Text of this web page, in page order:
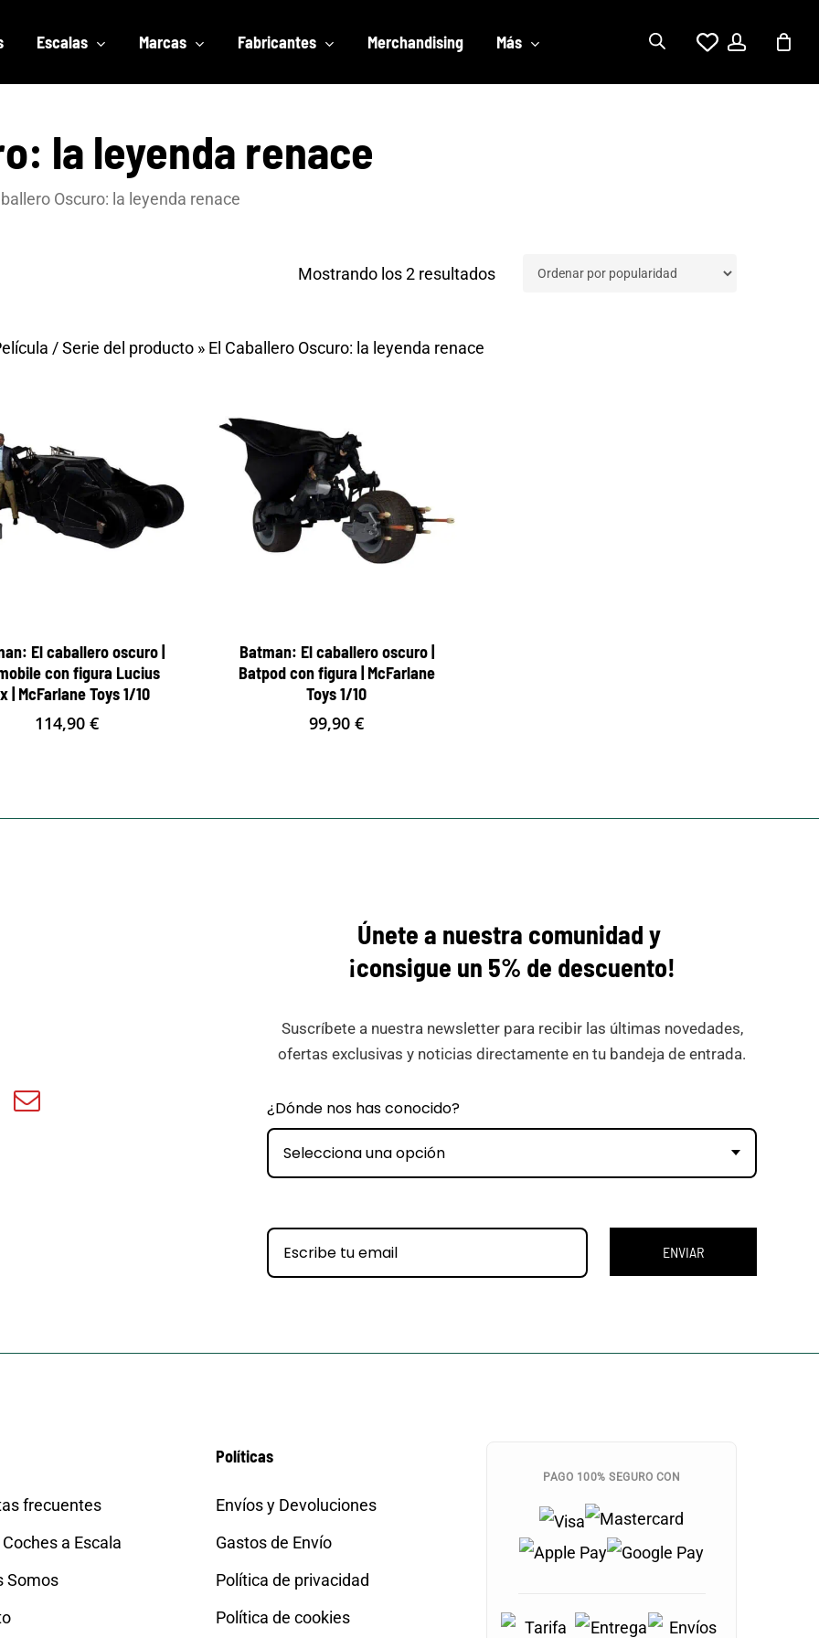
Escalas Marcas Fabricantes Merchandising Más account
la leyenda renace
Oscuro: la leyenda renace
Mostrando los 2 resultadosOrdenado
/ Serie del producto » El Caballero Oscuro: la leyenda renace
El caballero oscuro |
con figura Lucius
| McFarlane Toys 1/10
114,90€
Batman: El caballero oscuro |
Batpod con figura | McFarlane
Toys 1/10
99,90€
Minicar
Únete a nuestra comunidad y
¡consigue un 5% de descuento!
Suscríbete a nuestra newsletter para recibir las últimas novedades,
ofertas exclusivas y noticias directamente en tu bandeja de entrada.
¿Dónde nos has conocido?
Selecciona una opción
ENVIAR
frecuentes
a Escala
Somos
Políticas
Envíos y Devoluciones
Gastos de Envío
Política de privacidad
Política de cookies
PAGO 100% SEGURO CON